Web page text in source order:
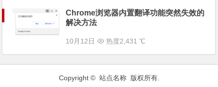
Chrome浏览器内置翻译功能突然失效的
解决方法
10月12日 热度2,431 ℃
Copyright © 站点名称 版权所有.